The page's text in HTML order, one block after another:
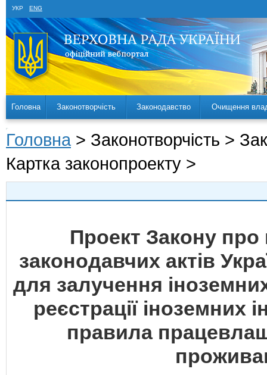
УКР ENG
Головна Законотворчість Законодавство Очищення
Головна > Законотворчість >
Картка законопроекту >
Проект Закону про
законодавчих актів
для залучення
реєстрації іноземних
правила